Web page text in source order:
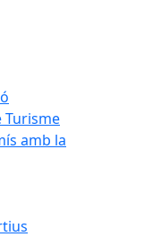
Turisme
amb la